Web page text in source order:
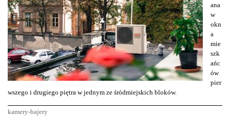
ana
w
okn
a
mie
szk
ańc
ów
pier
wszego i drugiego piętra w jednym ze śródmiejskich bloków.
kamery-bajery